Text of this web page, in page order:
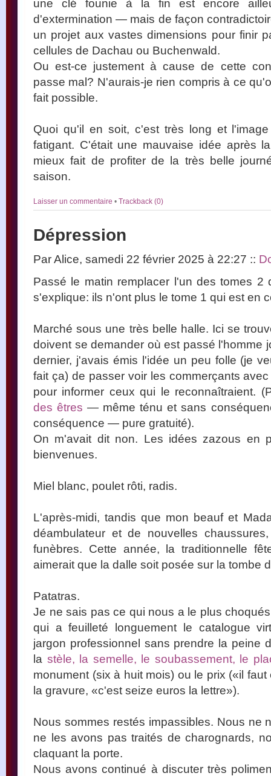
une clé founie à la fin est encore
d'extermination — mais de façon
un projet aux vastes dimensions pour finir
cellules de Dachau ou Buchenwald.
Ou est-ce justement à cause de cette
passe mal? N'aurais-je rien compris à ce
fait possible.
Quoi qu'il en soit, c'est très long et
fatigant. C'était une mauvaise idée après
mieux fait de profiter de la très belle
saison.
Laisser un commentaire • Trackback (0)
Dépression
Par Alice, samedi 22 février 2025 à 22:27 ::
Passé le matin remplacer l'un des tomes 2
s'explique: ils n'ont plus le tome 1 qui est en
Marché sous une très belle halle. Ici se
doivent se demander où est passé l'homme
dernier, j'avais émis l'idée un peu folle (je
fait ça) de passer voir les commerçants
pour informer ceux qui le reconnaîtraient.
des êtres — même ténu et sans
conséquence — pure gratuité).
On m'avait dit non. Les idées zazous en
bienvenues.
Miel blanc, poulet rôti, radis.
L'après-midi, tandis que mon beauf et
déambulateur et de nouvelles
funèbres. Cette année, la traditionnelle
aimerait que la dalle soit posée sur la tombe
Patatras.
Je ne sais pas ce qui nous a le plus
qui a feuilleté longuement le catalogue
jargon professionnel sans prendre la peine
la stèle, la semelle, le soubassement, le
monument (six à huit mois) ou le prix («il
la gravure, «c'est seize euros la lettre»).
Nous sommes restés impassibles. Nous ne
ne les avons pas traités de charognards,
claquant la porte.
Nous avons continué à discuter très